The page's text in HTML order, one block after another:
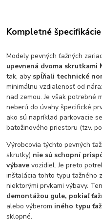
Kompletné špecifikácie
Modely pevných ťažných
upevnená dvoma skrutkami
tak, aby spĺňali technické
minimálnu vzdialenosť od
nad zemou. Je však potrebné
neberú do úvahy špecifické
ako sú napríklad parkovacie
batožinového priestoru (tzv.
Výrobcovia týchto pevných
skrutky) nie sú schopní
výbavevozidiel. Je preto
inštalácia tohto typu ťažného
niektorými prvkami výbavy.
demontážou gule, pokiaľ
alebo výberom iného typu
sklopné.